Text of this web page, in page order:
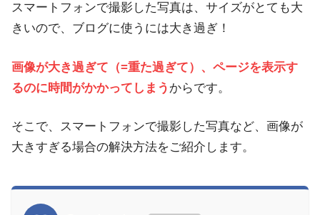
スマートフォンで撮影した写真は、サイズがとても大
きいので、ブログに使うには大き過ぎ！
画像が大き過ぎて（=重た過ぎて）、ページを表示す
るのに時間がかかってしまう からです。
そこで、スマートフォンで撮影した写真など、画像が
大きすぎる場合の解決方法をご紹介します。